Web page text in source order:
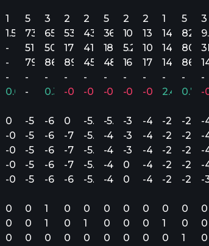
1
1.5M
-
-
-
0.07%
0
-0.37
-0.37
-0.37
-0.37
0
0
0
5
73.1M
51M
79.8M
-
-
-5.24
-5.24
-5.24
-5.24
-5.39
0
0
0
3
65.8M
50.8M
86.5M
-
0.38%
-6.16
-6.62
-6.62
-6.50
-6.61
1
1
0
2
53.4M
17M
89.8M
-
-0.37%
0
-7.61
-7.61
-7.61
-6.17
0
0
0
2
43M
41M
45M
-
-0.60%
-5.20
-5.20
-5.60
-5.81
-5.34
0
1
0
5
36.1M
18.5M
48.4M
-
-0.51%
-5.42
-4.86
-4.86
-4.69
-4.95
0
0
0
2
10.6M
5.2M
16M
-
-0.79%
-3.73
-3.73
-3.73
0
0
0
0
0
2
13.9M
10.8M
17M
-
-0.72%
-4.69
-4.69
-4.69
-4.69
-4.69
0
0
0
1
148.8M
148.8M
148.8M
-
2.40%
-2.32
-2.32
-2.36
-2.36
-2.30
0
1
0
5
-
-2.77
-2.51
-2.51
-2.35
-2.04
0
0
1
3
-
-
-
-
-
-
-
0
0
0